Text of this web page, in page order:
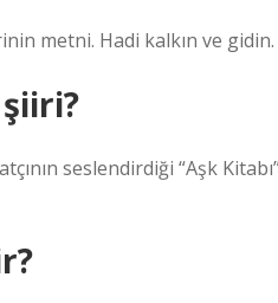
metni. Hadi kalkın ve gidin.
seslendirdiği “Aşk